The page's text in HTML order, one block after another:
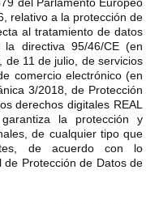
relativo a la protección de
al tratamiento de datos
directiva 95/46/CE (en
de 11 de julio, de servicios
comercio electrónico (en
3/2018, de Protección
derechos digitales REAL
garantiza la protección y
de cualquier tipo que
de acuerdo con lo
Protección de Datos de